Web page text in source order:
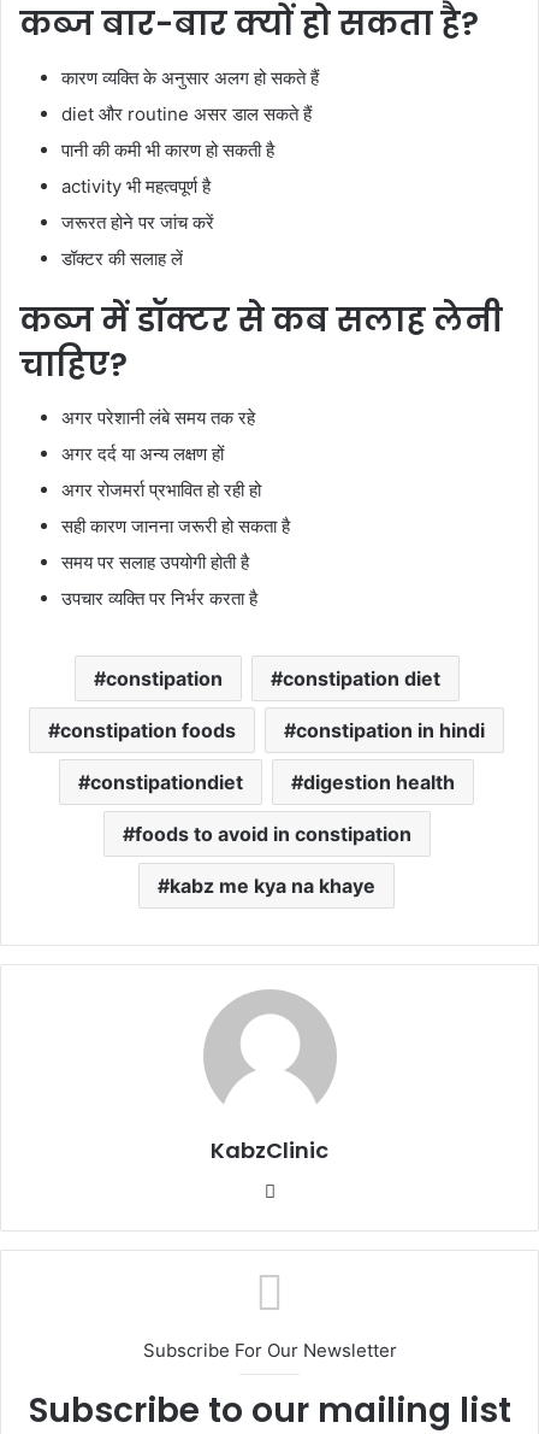
कब्ज बार-बार क्यों हो सकता है?
कारण व्यक्ति के अनुसार अलग हो सकते हैं
diet और routine असर डाल सकते हैं
पानी की कमी भी कारण हो सकती है
activity भी महत्वपूर्ण है
जरूरत होने पर जांच करें
डॉक्टर की सलाह लें
कब्ज में डॉक्टर से कब सलाह लेनी
चाहिए?
अगर परेशानी लंबे समय तक रहे
अगर दर्द या अन्य लक्षण हों
अगर रोजमर्रा प्रभावित हो रही हो
सही कारण जानना जरूरी हो सकता है
समय पर सलाह उपयोगी होती है
उपचार व्यक्ति पर निर्भर करता है
constipation constipation diet
constipation foods constipation in hindi
constipationdiet digestion health
foods to avoid in constipation
kabz me kya na khaye
KabzClinic
Subscribe For Our Newsletter
Subscribe to our mailing list